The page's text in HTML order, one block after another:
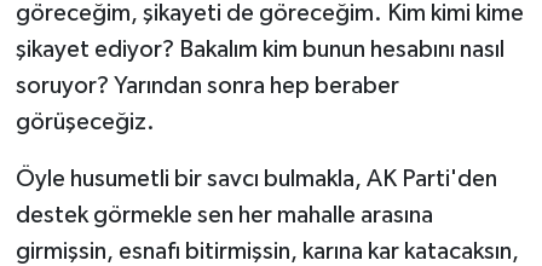
göreceğim, şikayeti de göreceğim. Kim kimi kime
şikayet ediyor? Bakalım kim bunun hesabını nasıl
soruyor? Yarından sonra hep beraber
görüşeceğiz.
Öyle husumetli bir savcı bulmakla, AK Parti'den
destek görmekle sen her mahalle arasına
girmişsin, esnafı bitirmişsin, karına kar katacaksın,